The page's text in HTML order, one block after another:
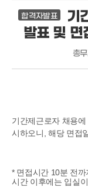
합격자발표
기
발표 및
총
기간제근로자 채용
시하오니, 해당 면접
* 면접시간 10분 전
시간 이후에는 입실